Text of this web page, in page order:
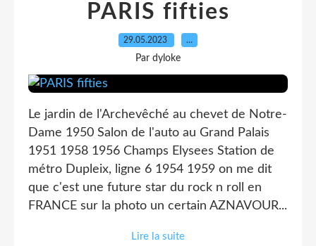
PARIS fifties
29.05.2023 …
Par dyloke
Le jardin de l'Archevêché au chevet de Notre-
Dame 1950 Salon de l'auto au Grand Palais
1951 1958 1956 Champs Elysees Station de
métro Dupleix, ligne 6 1954 1959 on me dit
que c'est une future star du rock n roll en
FRANCE sur la photo un certain AZNAVOUR...
Lire la suite